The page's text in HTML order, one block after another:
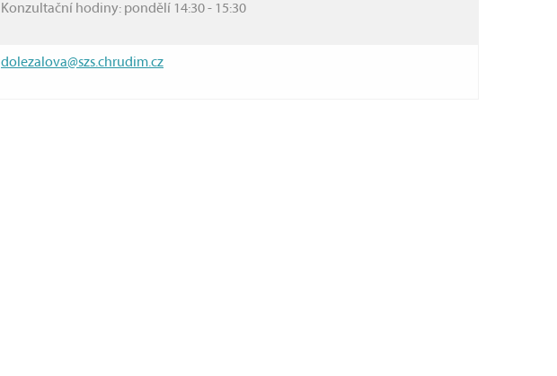
Konzultační hodiny: pondělí 14:30 - 15:30
dolezalova@szs.chrudim.cz